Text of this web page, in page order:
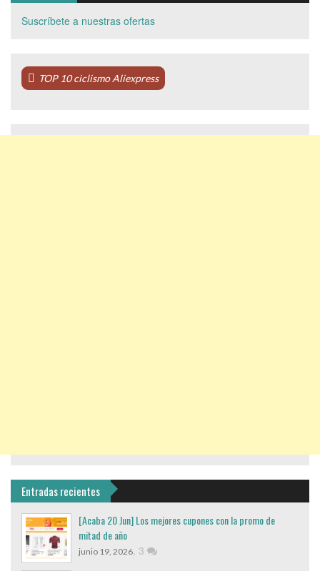
Suscríbete a nuestras ofertas
TOP 10 ciclismo Aliexpress
Entradas recientes
[Acaba 20 Jun] Los mejores cupones con la promo de
mitad de año
junio 19, 2026, 3